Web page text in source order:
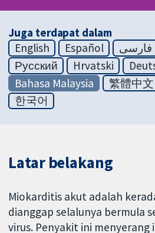
Juga terdapat dalam
English
Español فارسی
Русский
Hrvatski
Bahasa Malaysia
繁體中文
한국어
Latar belakang
Miokarditis akut adalah
dianggap selalunya bermula
virus. Penyakit ini menyerang